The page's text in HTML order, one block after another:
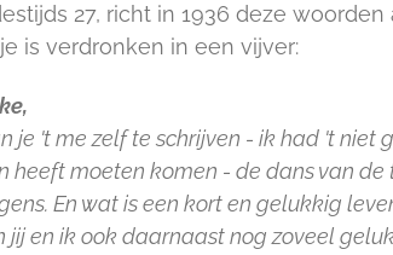
27, richt in 1936 deze
is verdronken in een vijver:
je 't me zelf te schrijven - ik had 't niet
heeft moeten komen - de dans van
En wat is een kort en gelukkig
jij en ik ook daarnaast nog zoveel